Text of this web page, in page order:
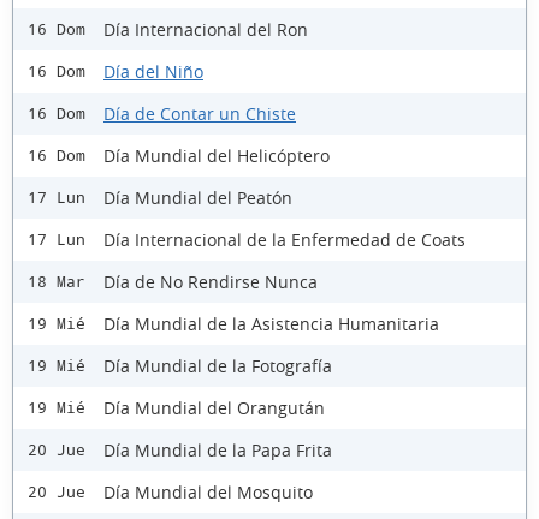
16 Dom Día Internacional del Ron
16 Dom Día del Niño
16 Dom Día de Contar un Chiste
16 Dom Día Mundial del Helicóptero
17 Lun Día Mundial del Peatón
17 Lun Día Internacional de la Enfermedad de Coats
18 Mar Día de No Rendirse Nunca
19 Mié Día Mundial de la Asistencia Humanitaria
19 Mié Día Mundial de la Fotografía
19 Mié Día Mundial del Orangután
20 Jue Día Mundial de la Papa Frita
20 Jue Día Mundial del Mosquito